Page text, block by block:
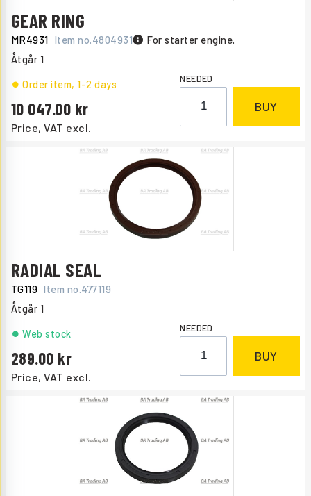
GEAR RING
MR4931 Item no. 4804931 For starter engine.
Åtgår 1
Price, VAT excl.
10 047.00
Order item, 1-2 days NEEDED
BUY
RADIAL SEAL
TG119 Item no.477119
Åtgår 1
Price, VAT excl.
289.00
Web stock NEEDED
BUY